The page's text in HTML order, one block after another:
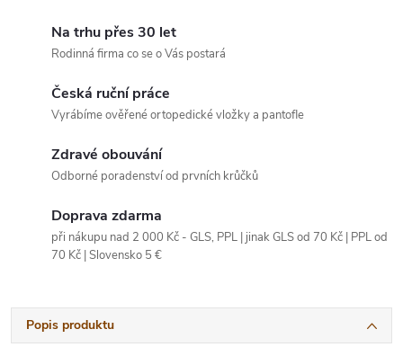
Na trhu přes 30 let
Rodinná firma co se o Vás postará
Česká ruční práce
Vyrábíme ověřené ortopedické vložky a pantofle
Zdravé obouvání
Odborné poradenství od prvních krůčků
Doprava zdarma
při nákupu nad 2 000 Kč - GLS, PPL | jinak GLS od 70 Kč | PPL od
70 Kč | Slovensko 5 €
Popis produktu